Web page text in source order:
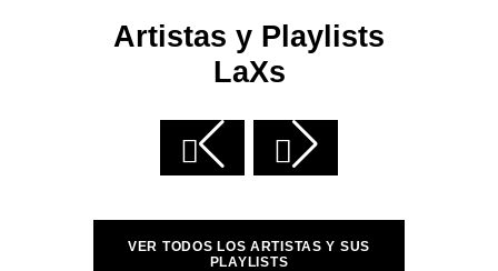
Artistas y Playlists
LaXs
VER TODOS LOS ARTISTAS Y SUS
PLAYLISTS